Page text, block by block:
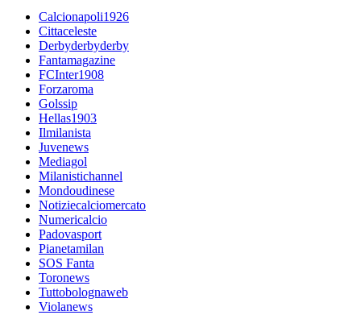
Calcionapoli1926
Cittaceleste
Derbyderbyderby
Fantamagazine
FCInter1908
Forzaroma
Golssip
Hellas1903
Ilmilanista
Juvenews
Mediagol
Milanistichannel
Mondoudinese
Notiziecalciomercato
Numericalcio
Padovasport
Pianetamilan
SOS Fanta
Toronews
Tuttobolognaweb
Violanews